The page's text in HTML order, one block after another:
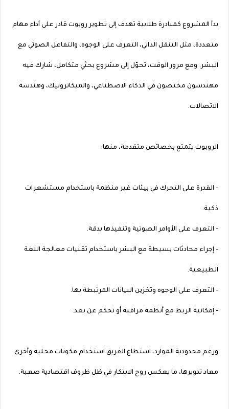
بدأ المشروع كمبادرة طلابية تهدف إلى تطوير روبوت قادر على أداء مهام
متعددة، مثل التنقل الذاتي، التعرف على الوجوه، والتفاعل الصوتي مع
البشر. ومع مرور الوقت، تحوّل إلى مشروع بحثي متكامل، شارك فيه
مهندسون مختصون في الذكاء الاصطناعي، والميكاترونيك، وهندسة
الاتصالات.
الروبوت يتمتع بخصائص متقدمة، منها:
- القدرة على التحرك في بيئات غير منظمة باستخدام مستشعرات
ذكية.
- التعرف على الأوامر الصوتية وتنفيذها بدقة.
- إجراء محادثات بسيطة مع البشر باستخدام تقنيات معالجة اللغة
الطبيعية.
- التعرف على الوجوه وتخزين البيانات المرتبطة بها.
- إمكانية الربط مع أنظمة مراقبة أو تحكم عن بعد.
ورغم محدودية الموارد، استطاع الفريق استخدام مكونات محلية وأخرى
معاد تدويرها، ما يعكس روح الابتكار في ظل ظروف اقتصادية صعبة.